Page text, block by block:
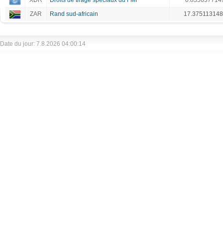
ZAR
Rand sud-africain
Date du jour: 7.8.2026 04:00:14